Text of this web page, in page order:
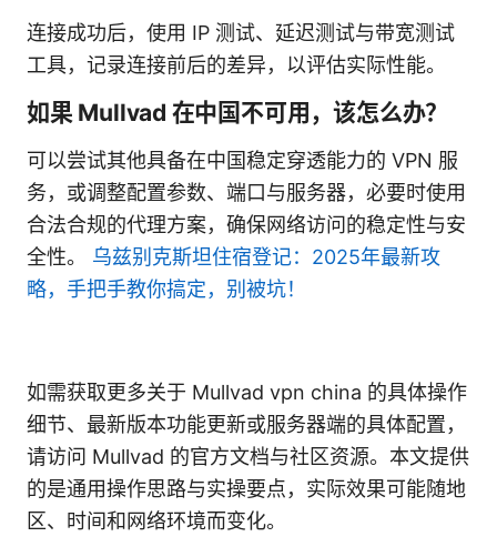
连接成功后，使用 IP 测试、延迟测试与带宽测试
工具，记录连接前后的差异，以评估实际性能。
如果 Mullvad 在中国不可用，该怎么办？
可以尝试其他具备在中国稳定穿透能力的 VPN 服
务，或调整配置参数、端口与服务器，必要时使用
合法合规的代理方案，确保网络访问的稳定性与安
全性。 乌兹别克斯坦住宿登记：2025年最新攻
略，手把手教你搞定，别被坑！
如需获取更多关于 Mullvad vpn china 的具体操作
细节、最新版本功能更新或服务器端的具体配置，
请访问 Mullvad 的官方文档与社区资源。本文提供
的是通用操作思路与实操要点，实际效果可能随地
区、时间和网络环境而变化。